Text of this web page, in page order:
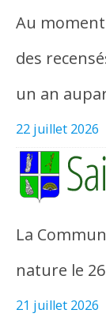
Au moment
des
un an
22 juillet 2026
La
nature le
21 juillet 2026